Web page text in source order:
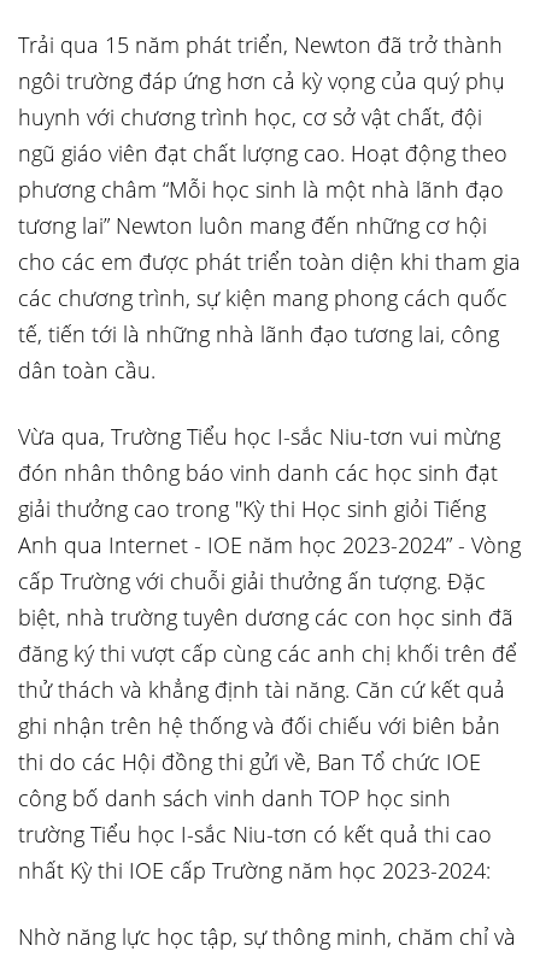
Trải qua 15 năm phát triển, Newton đã trở thành
ngôi trường đáp ứng hơn cả kỳ vọng của quý phụ
huynh với chương trình học, cơ sở vật chất, đội
ngũ giáo viên đạt chất lượng cao. Hoạt động theo
phương châm “Mỗi học sinh là một nhà lãnh đạo
tương lai” Newton luôn mang đến những cơ hội
cho các em được phát triển toàn diện khi tham gia
các chương trình, sự kiện mang phong cách quốc
tế, tiến tới là những nhà lãnh đạo tương lai, công
dân toàn cầu.
Vừa qua, Trường Tiểu học I-sắc Niu-tơn vui mừng
đón nhân thông báo vinh danh các học sinh đạt
giải thưởng cao trong "Kỳ thi Học sinh giỏi Tiếng
Anh qua Internet - IOE năm học 2023-2024” - Vòng
cấp Trường với chuỗi giải thưởng ấn tượng. Đặc
biệt, nhà trường tuyên dương các con học sinh đã
đăng ký thi vượt cấp cùng các anh chị khối trên để
thử thách và khẳng định tài năng. Căn cứ kết quả
ghi nhận trên hệ thống và đối chiếu với biên bản
thi do các Hội đồng thi gửi về, Ban Tổ chức IOE
công bố danh sách vinh danh TOP học sinh
trường Tiểu học I-sắc Niu-tơn có kết quả thi cao
nhất Kỳ thi IOE cấp Trường năm học 2023-2024:
Nhờ năng lực học tập, sự thông minh, chăm chỉ và